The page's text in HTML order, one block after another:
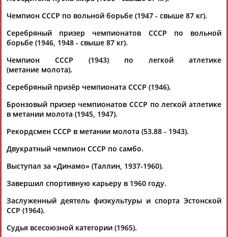
Каримжан
АБДРАХМАНОВ
Аделя
АБДРАХМАНОВА
Андрей
АБДУВАЛИЕВ
Герман
АБДУЛАЕВ
Рамазан
Тагир
Камиль
Камалудин
Чемпион СССР по вольной борьбе (1947 - свыше 87 кг).
Серебряный призер чемпионатов СССР по вольной
борьбе (1946, 1948 - свыше 87 кг).
Чемпион СССР (1943) по легкой атлетике
(метание молота).
Серебряный призёр чемпионата СССР (1946).
Бронзовый призер чемпионатов СССР по легкой атлетике
в метании молота (1945, 1947).
Рекордсмен СССР в метании молота (53.88 - 1943).
Двукратный чемпион СССР по самбо.
Выступал за «Динамо» (Таллин, 1937-1960).
Завершил спортивную карьеру в 1960 году.
Заслуженный деятель физкультуры и спорта Эстонской
ССР (1964).
Судья всесоюзной категории (1965).